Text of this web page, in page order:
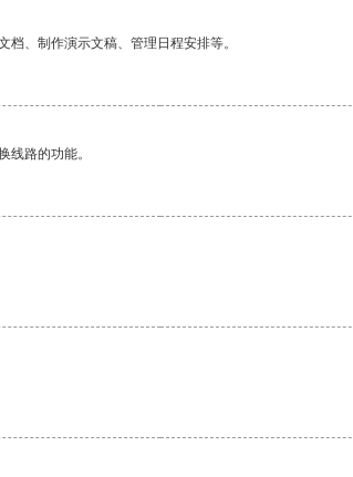
、制作演示文稿、管理日程安排等。
线路的功能。